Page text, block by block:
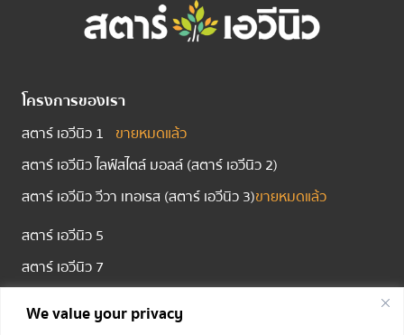
We value your privacy
โครงการของเรา
สตาร์ เอวีนิว 1 ขายหมดแล้ว
สตาร์ เอวีนิว ไลฟ์สไตล์ มอลล์ (สตาร์ เอวีนิว 2)
สตาร์ เอวีนิว วีวา เทอเรส (สตาร์ เอวีนิว 3)ขายหมดแล้ว
สตาร์ เอวีนิว 5
สตาร์ เอวีนิว 7
ติดต่อเรา